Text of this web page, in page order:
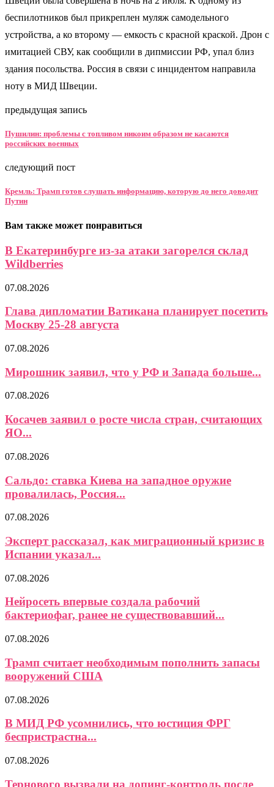
беспилотников был прикреплен муляж самодельного
устройства, а ко второму — емкость с красной краской. Дрон с
имитацией СВУ, как сообщили в дипмиссии РФ, упал близ
здания посольства. Россия в связи с инцидентом направила
ноту в МИД Швеции.
предыдущая запись
Пушилин: проблемы с топливом никоим образом не касаются
российских военных
следующий пост
Кремль: Трамп готов слушать информацию, которую до него доводит
Путин
Вам также может понравиться
В Екатеринбурге из-за атаки загорелся склад
Wildberries
07.08.2026
Глава дипломатии Ватикана планирует посетить
Москву 25-28 августа
07.08.2026
Мирошник заявил, что у РФ и Запада больше...
07.08.2026
Косачев заявил о росте числа стран, считающих
ЯО...
07.08.2026
Сальдо: ставка Киева на западное оружие
провалилась, Россия...
07.08.2026
Эксперт рассказал, как миграционный кризис в
Испании указал...
07.08.2026
Нейросеть впервые создала рабочий
бактериофаг, ранее не существовавший...
07.08.2026
Трамп считает необходимым пополнить запасы
вооружений США
07.08.2026
В МИД РФ усомнились, что юстиция ФРГ
беспристрастна...
07.08.2026
Тернового вызвали на допинг-контроль после